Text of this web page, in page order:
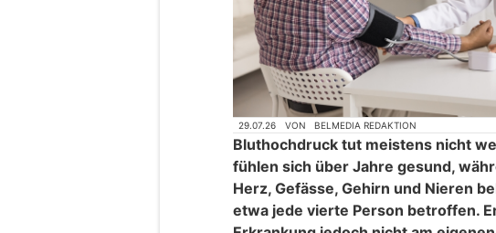
29.07.26 VON BELMEDIA REDAKTION
Bluthochdruck tut meistens nicht
fühlen sich über Jahre gesund,
Herz, Gefässe, Gehirn und Nieren
etwa jede vierte Person betroffen.